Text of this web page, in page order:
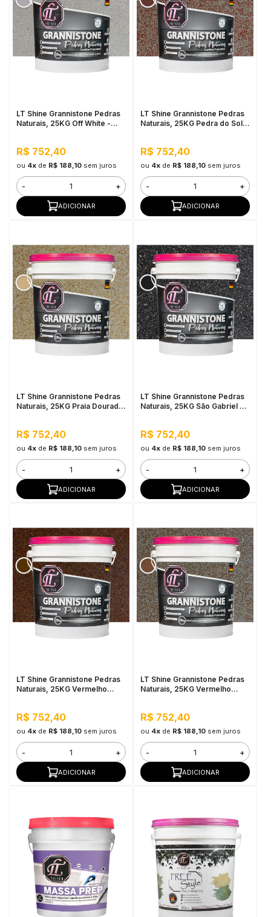
LT Shine Grannistone Pedras
Naturais, 25KG Off White -
R$ 752,40
ou 4xde R$ 188,10 sem juros
- +
ADICIONAR
LT Shine Grannistone Pedras
Naturais, 25KG Pedra do Sol -
R$ 752,40
ou 4xde R$ 188,10 sem juros
- +
ADICIONAR
LT Shine Grannistone Pedras
Naturais, 25KG Praia Dourada
R$ 752,40
ou 4xde R$ 188,10 sem juros
- +
ADICIONAR
LT Shine Grannistone Pedras
Naturais, 25KG São Gabriel -
R$ 752,40
ou 4xde R$ 188,10 sem juros
- +
ADICIONAR
LT Shine Grannistone Pedras
Naturais, 25KG Vermelho
R$ 752,40
ou 4xde R$ 188,10 sem juros
- +
ADICIONAR
LT Shine Grannistone Pedras
Naturais, 25KG Vermelho
R$ 752,40
ou 4xde R$ 188,10 sem juros
- +
ADICIONAR